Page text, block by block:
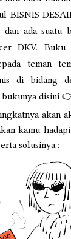
BISNIS
ada suatu
DKV. Buku
teman
di bidang
bukunya disini
akan
kamu
solusinya :